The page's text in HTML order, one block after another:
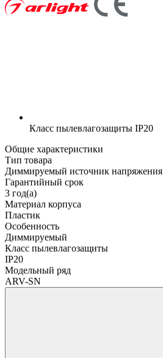
Класс пылевлагозащиты IP20
Общие характеристики
Тип товара
Диммируемый источник напряжения
Гарантийный срок
3 год(а)
Материал корпуса
Пластик
Особенность
Диммируемый
Класс пылевлагозащиты
IP20
Модельный ряд
ARV-SN